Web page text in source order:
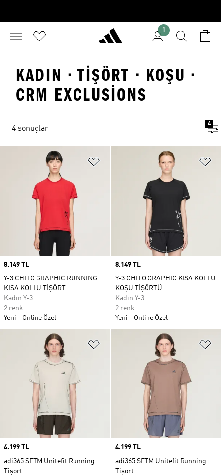
1
KADIN · TIŞÖRT · KOŞU ·
CRM EXCLUSIONS
4 sonuçlar
4
Favori Listesine Ekle
Price
8.149 TL
Y-3 CHITO GRAPHIC RUNNING
KISA KOLLU TİŞÖRT
Kadın Y-3
2 renk
Yeni
Online Özel
Price
8.149 TL
Y-3 CHITO GRAPHIC KISA KOLLU
KOŞU TİŞÖRTÜ
Kadın Y-3
2 renk
Yeni
Online Özel
Favori Listesine Ekle
Price
4.199 TL
adi365 SFTM Unitefit Running
Tişört
Price
4.199 TL
adi365 SFTM Unitefit Running
Tişört